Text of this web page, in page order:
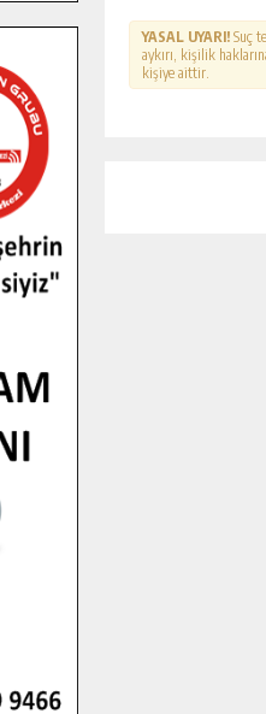
YASAL UYARI! Suç
aykırı, kişilik
kişiye aittir.